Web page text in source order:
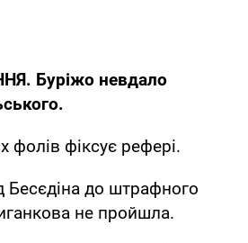
Буріжо невдало
фолів фіксує рефері.
Бесєдіна до штрафного
не пройшла.